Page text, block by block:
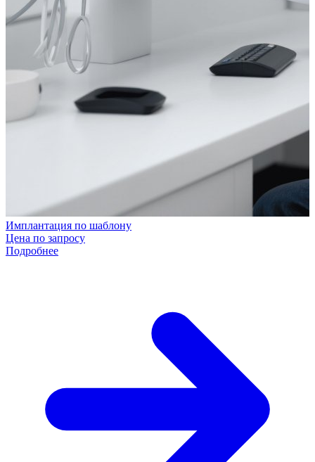
Имплантация по шаблону
Цена по запросу
Подробнее